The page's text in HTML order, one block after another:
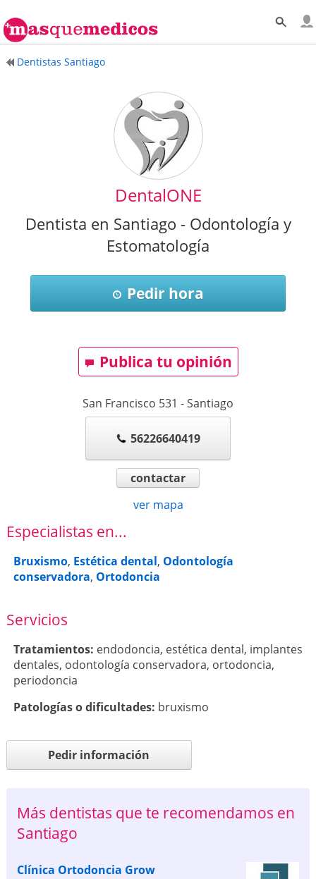
Dentistas Santiago
DentalONE
Dentista en Santiago - Odontología y
Estomatología
Pedir hora
Publica tu opinión
San Francisco 531 -Santiago
56226640419
contactar
ver mapa
Especialistas en...
Bruxismo, Estética dental, Odontología
conservadora, Ortodoncia
Servicios
Tratamientos: endodoncia, estética dental, implantes
dentales, odontología conservadora, ortodoncia,
periodoncia
Patologí­as o dificultades: bruxismo
Pedir información
Más dentistas que te recomendamos en
Santiago
Clínica Ortodoncia Grow